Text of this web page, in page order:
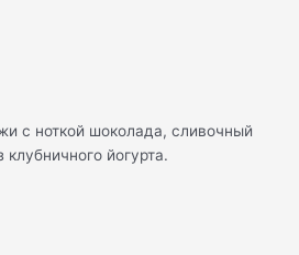
с ноткой шоколада, сливочный
йогурта.